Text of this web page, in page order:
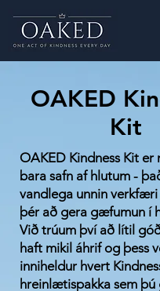
OAKED
Kit
OAKED Kindness Kit er
bara safn af hlutum -
vandlega unnin
þér að gera gæfumun í
Við trúum því að lítil
haft mikil áhrif og þess
inniheldur hvert
hreinlætispakka sem